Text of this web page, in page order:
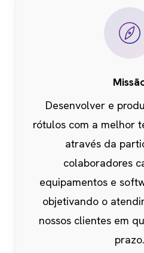
Desenvolver e
rótulos com a melhor
através da
colaboradores
equipamentos e
objetivando o
nossos clientes em
prazo.